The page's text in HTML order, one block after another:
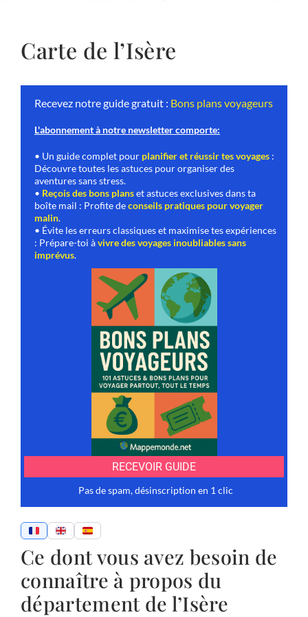
Carte de l’Isère
Ce dont vous avez besoin de
connaître à propos du
département de l’Isère